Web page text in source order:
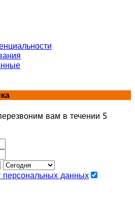
вам в течении 5
персональных данных